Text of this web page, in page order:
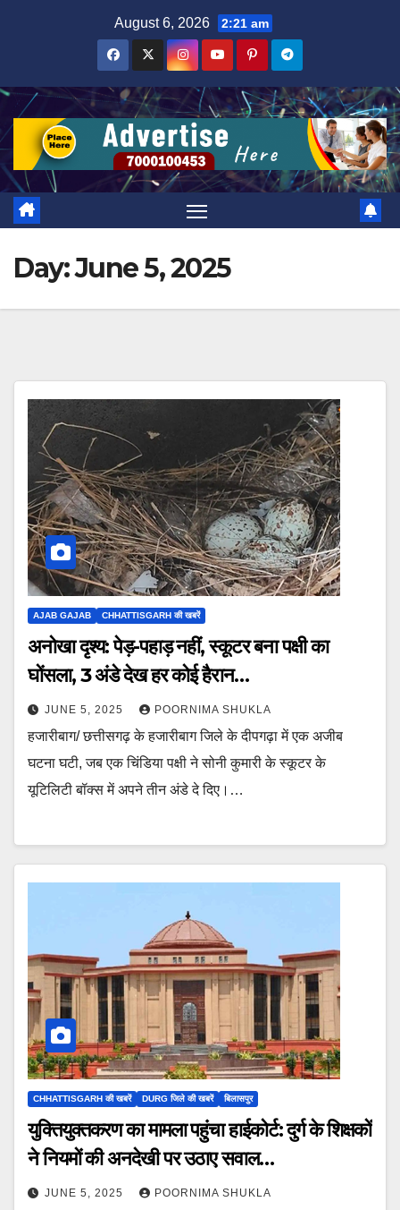
August 6, 2026 2:21 am
Day:June 5, 2025
AJAB GAJAB CHHATTISGARH की खबरें
अनोखा दृश्य: पेड़-पहाड़ नहीं, स्कूटर बना पक्षी का
घोंसला, 3 अंडे देख हर कोई हैरान…
JUNE 5, 2025 POORNIMA SHUKLA
हजारीबाग/ छत्तीसगढ़ के हजारीबाग जिले के दीपगढ़ा में एक अजीब
घटना घटी, जब एक चिंडिया पक्षी ने सोनी कुमारी के स्कूटर के
यूटिलिटी बॉक्स में अपने तीन अंडे दे दिए।…
CHHATTISGARH की खबरें DURG जिले की खबरें बिलासपुर
युक्तियुक्तकरण का मामला पहुंचा हाईकोर्ट: दुर्ग के शिक्षकों
ने नियमों की अनदेखी पर उठाए सवाल…
JUNE 5, 2025 POORNIMA SHUKLA